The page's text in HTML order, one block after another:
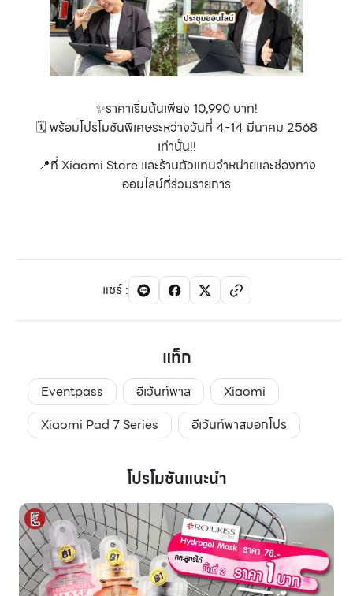
✨ราคาเริ่มต้นเพียง 10,990 บาท!
🗓 พร้อมโปรโมชันพิเศษระหว่างวันที่ 4-14 มีนาคม 2568
เท่านั้น!!
📍ที่ Xiaomi Store และร้านตัวแทนจำหน่ายและช่องทาง
ออนไลน์ที่ร่วมรายการ
แชร์:
แท็ก
Eventpass อีเว้นท์พาส
Xiaomi
Xiaomi Pad 7 Series
อีเว้นท์พาสบอกโปร
โปรโมชันแนะนำ